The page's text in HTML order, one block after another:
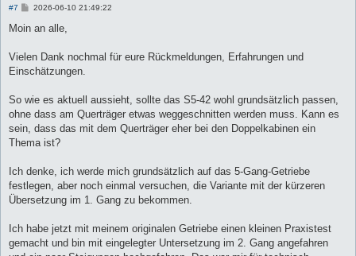
#7
B
i
a
2026-06-10 21:49:22
Moin an alle,
Vielen Dank nochmal für eure Rückmeldungen, Erfahrungen und
Einschätzungen.
So wie es aktuell aussieht, sollte das S5-42 wohl grundsätzlich passen,
ohne dass am Querträger etwas weggeschnitten werden muss. Kann es
sein, dass das mit dem Querträger eher bei den Doppelkabinen ein
Thema ist?
Ich denke, ich werde mich grundsätzlich auf das 5-Gang-Getriebe
festlegen, aber noch einmal versuchen, die Variante mit der kürzeren
Übersetzung im 1. Gang zu bekommen.
Ich habe jetzt mit meinem originalen Getriebe einen kleinen Praxistest
gemacht und bin mit eingelegter Untersetzung im 2. Gang angefahren